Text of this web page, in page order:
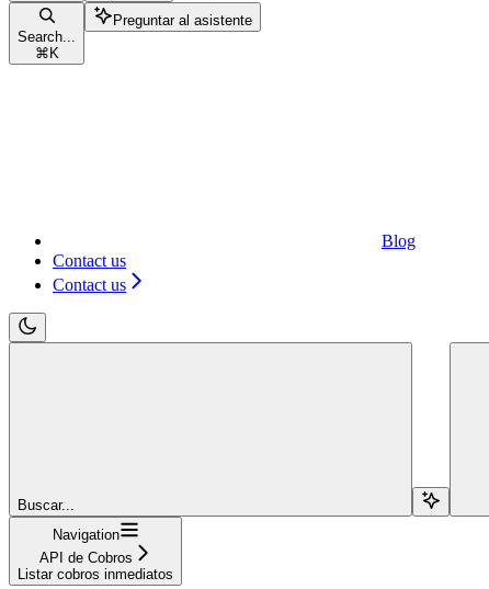
Search...
⌘ K
Preguntar al asistente
Blog
Contact us
Contact us
Buscar...
Navigation
API de Cobros
Listar cobros inmediatos